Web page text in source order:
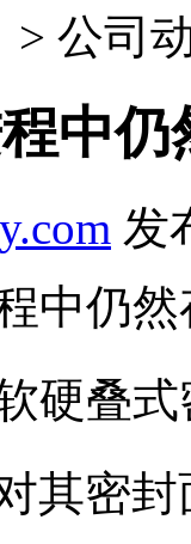
> 公司
中仍
发
中仍然
硬叠式
其密